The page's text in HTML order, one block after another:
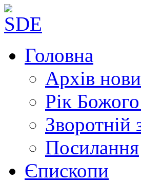
Головна
Архів
Рік
Зворотній
Посилання
Єпископи